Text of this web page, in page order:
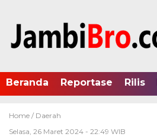
Beranda Reportase Rilis
Home / Daerah
Selasa, 26 Maret 2024 - 22:49 WIB